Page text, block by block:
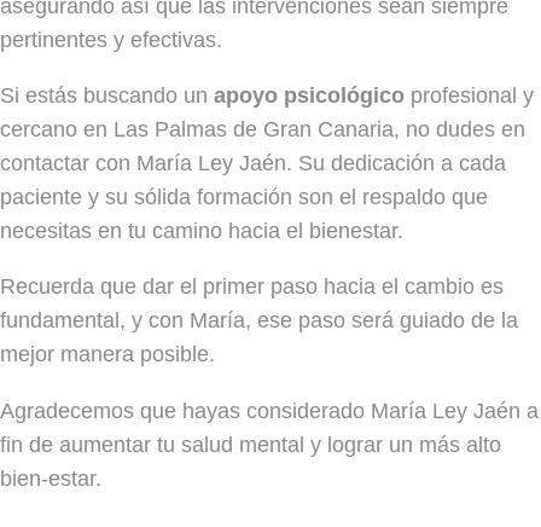
asegurando así que las intervenciones sean siempre
pertinentes y efectivas.
Si estás buscando un apoyo psicológico profesional y
cercano en Las Palmas de Gran Canaria, no dudes en
contactar con María Ley Jaén. Su dedicación a cada
paciente y su sólida formación son el respaldo que
necesitas en tu camino hacia el bienestar.
Recuerda que dar el primer paso hacia el cambio es
fundamental, y con María, ese paso será guiado de la
mejor manera posible.
Agradecemos que hayas considerado María Ley Jaén a
fin de aumentar tu salud mental y lograr un más alto
bien-estar.